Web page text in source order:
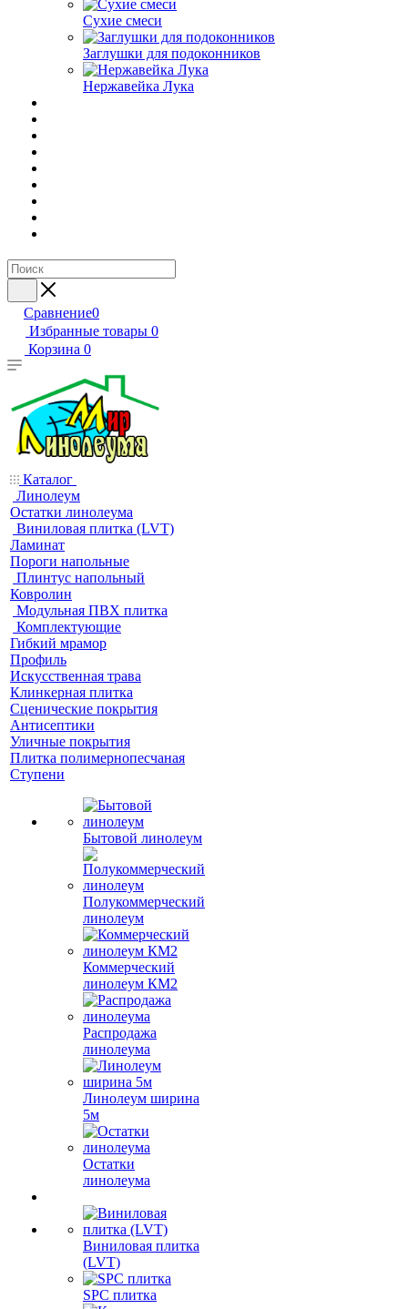
Сухие смеси
Заглушки для подоконников
Нержавейка Лука
Сравнение0
Избранные товары 0
Корзина 0
Каталог
Линолеум
Остатки линолеума
Виниловая плитка (LVT)
Ламинат
Пороги напольные
Плинтус напольный
Ковролин
Модульная ПВХ плитка
Комплектующие
Гибкий мрамор
Профиль
Искусственная трава
Клинкерная плитка
Сценические покрытия
Антисептики
Уличные покрытия
Плитка полимернопесчаная
Ступени
Бытовой линолеум
Полукоммерческий
линолеум
Коммерческий
линолеум КМ2
Распродажа
линолеума
Линолеум ширина
5м
Остатки
линолеума
Виниловая плитка
(LVT)
SPC плитка